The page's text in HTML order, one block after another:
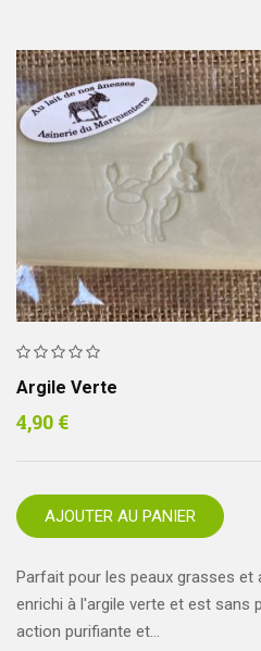
Argile Verte
4,90 €
AJOUTER AU PANIER
Parfait pour les peaux grasses et
enrichi à l'argile verte et est sans
action purifiante et…